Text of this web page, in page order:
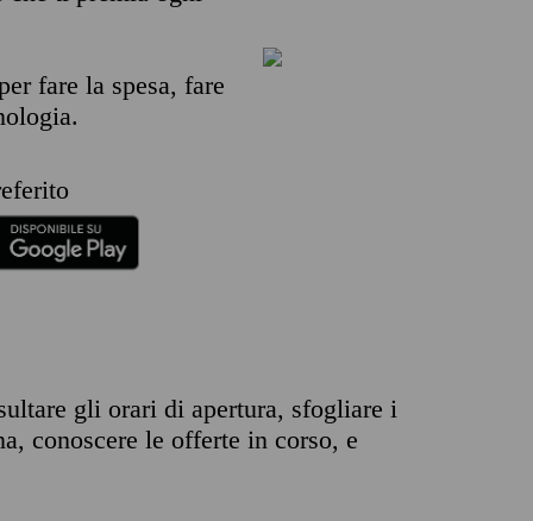
fare la spesa, fare
gli orari di apertura, sfogliare i
conoscere le offerte in corso, e